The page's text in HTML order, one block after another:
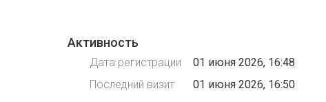
Активность
Дата регистрации
01 июня 2026, 16:48
Последний визит
01 июня 2026, 16:50